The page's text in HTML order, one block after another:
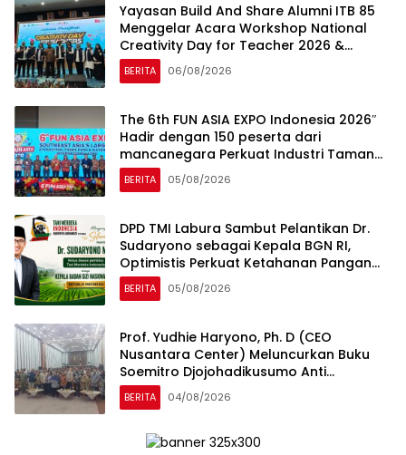
Yayasan Build And Share Alumni ITB 85
Menggelar Acara Workshop National
Creativity Day for Teacher 2026 &
Dibuka Resmi Pramono Anung (Gubernur
DKI Jakarta)
BERITA 06/08/2026
The 6th FUN ASIA EXPO Indonesia 2026″
Hadir dengan 150 peserta dari
mancanegara Perkuat Industri Taman
Rekreasi dan Ekosistem Pariwisata di
Tanah Air
BERITA 05/08/2026
DPD TMI Labura Sambut Pelantikan Dr.
Sudaryono sebagai Kepala BGN RI,
Optimistis Perkuat Ketahanan Pangan
dan Gizi Nasional
BERITA 05/08/2026
Prof. Yudhie Haryono, Ph. D (CEO
Nusantara Center) Meluncurkan Buku
Soemitro Djojohadikusumo Anti
Penjajahan yang dirangkaikan dengan
Simposium Nasional bertema “Urgensi
Nasional dan Kesejahteraan Sosial
BERITA 04/08/2026